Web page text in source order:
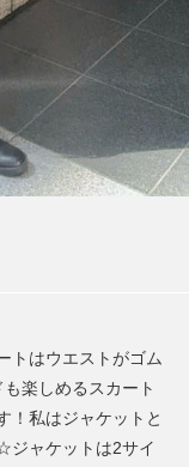
トはウエストがゴム
楽しめるスカート
！私はジャケットと
ジャケットは2サイ